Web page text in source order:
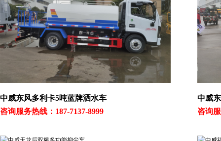
中威东风多利卡5吨蓝牌洒水车
咨询服务热线：187-7137-8999
中威
咨询